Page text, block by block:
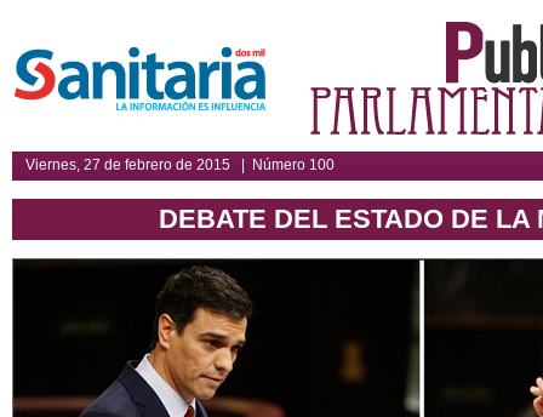
Viernes, 27 de febrero de 2015 | Número 100
DEBATE DEL ESTADO DE LA